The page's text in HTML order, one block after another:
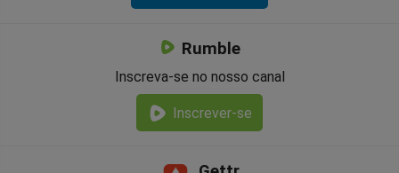
Rumble
Inscreva-se no nosso canal
Inscrever-se